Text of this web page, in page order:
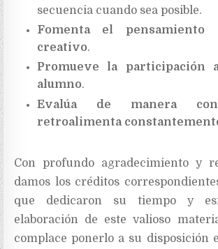
secuencia cuando sea posible.
Fomenta el
creativo.
Promueve la participación
alumno.
Evalúa de manera
retroalimenta
Con profundo agradecimiento y
damos los créditos
que dedicaron su tiempo y
elaboración de este valioso
complace ponerlo a su disposición